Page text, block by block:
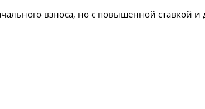
взноса, но с повышенной ставкой